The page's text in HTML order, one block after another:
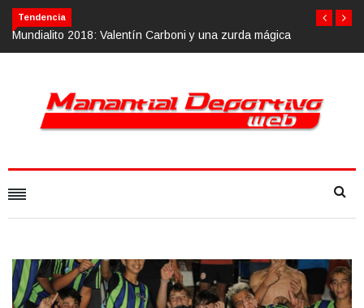
Tendencia
zurda mágicaCalvario Race 2018, 10 de noviembre